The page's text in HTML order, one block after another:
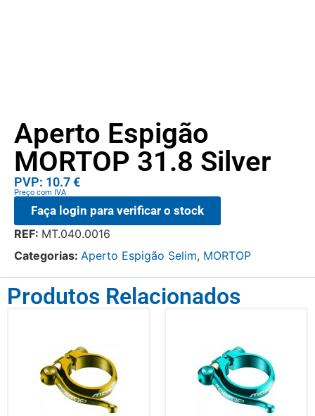
Aperto Espigão
MORTOP 31.8 Silver
PVP: 10.7 €
Preço com IVA
Faça login para verificar o stock
REF: MT.040.0016
Categorias: Aperto Espigão Selim, MORTOP
Produtos Relacionados